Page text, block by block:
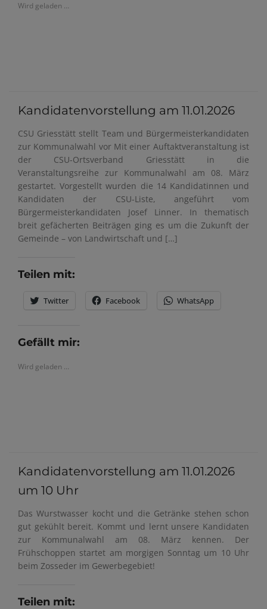
Wird geladen …
Kandidatenvorstellung am 11.01.2026
CSU Griesstätt stellt Team und Bürgermeisterkandidaten
zur Kommunalwahl vor Mit einer Auftaktveranstaltung ist
der CSU-Ortsverband Griesstätt in die
Veranstaltungsreihe zur Kommunalwahl am 08. März
gestartet. Vorgestellt wurden die 14 Kandidatinnen und
Kandidaten der CSU-Liste, angeführt vom
Bürgermeisterkandidaten Josef Linner. In thematisch
breit gefächerten Beiträgen ging es um die Zukunft der
Gemeinde – von Landwirtschaft und […]
Teilen mit:
Twitter Facebook WhatsApp
Gefällt mir:
Wird geladen …
Kandidatenvorstellung am 11.01.2026
um 10 Uhr
Das Wurstwasser kocht und die Getränke stehen schon
gut gekühlt bereit. Kommt und lernt unsere Kandidaten
zur Kommunalwahl am 08. März kennen. Der
Frühschoppen startet am morgigen Sonntag um 10 Uhr
beim Zosseder im Gewerbegebiet!
Teilen mit: